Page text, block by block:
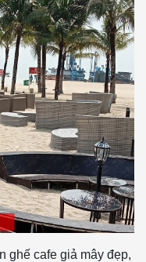
ghế cafe giả mây đẹp,